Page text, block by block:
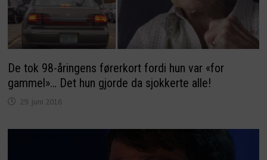
De tok 98-åringens førerkort fordi hun var «for
gammel»… Det hun gjorde da sjokkerte alle!
29. juni 2016